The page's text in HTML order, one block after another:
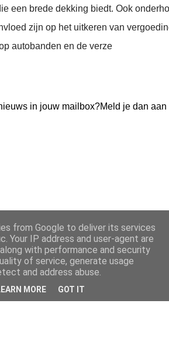
een brede dekking biedt. Ook
zijn op het uitkeren van
autobanden en de verze
in jouw mailbox?Meld je dan aan
from Google to deliver its services
Your IP address and user-agent are
with performance and security
of service, generate usage
and address abuse.
MORE GOT IT